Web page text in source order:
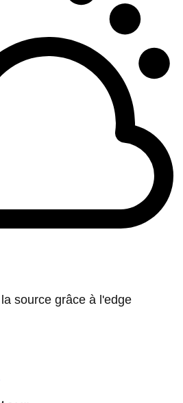
source grâce à l'edge